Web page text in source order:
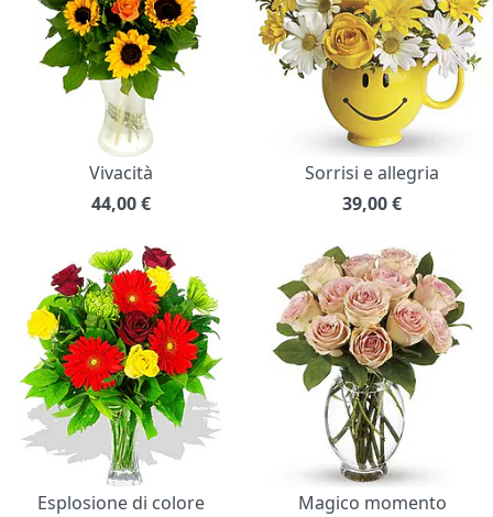
Vivacità
44,00€
Sorrisi e allegria
39,00€
Esplosione di colore
Magico momento